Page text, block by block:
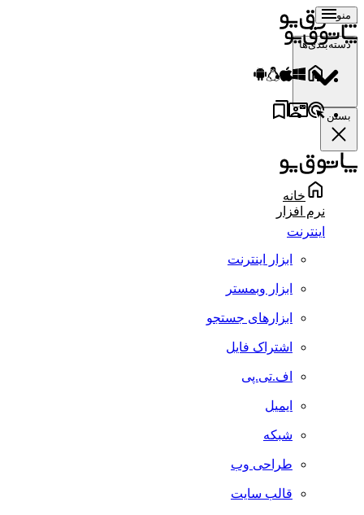
منو
دسته‌بندی‌ها
بستن
خانه
نرم افزار
اینترنت
ابزار اینترنت
ابزار وبمستر
ابزارهای جستجو
اشتراک فایل
اف.تی.پی
ایمیل
شبکه
طراحی وب
قالب سایت